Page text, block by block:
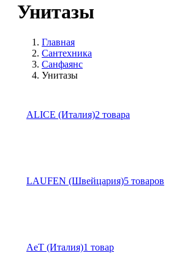
Унитазы
Главная
Сантехника
Санфаянс
Унитазы
ALICE (Италия)2 товара
LAUFEN (Швейцария)5 товаров
AeT (Италия)1 товар